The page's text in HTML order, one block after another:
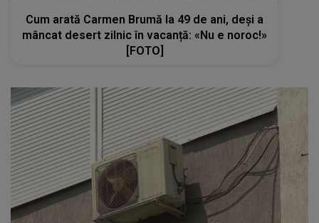
Cum arată Carmen Brumă la 49 de ani, deși a
mâncat desert zilnic în vacanță: «Nu e noroc!»
[FOTO]